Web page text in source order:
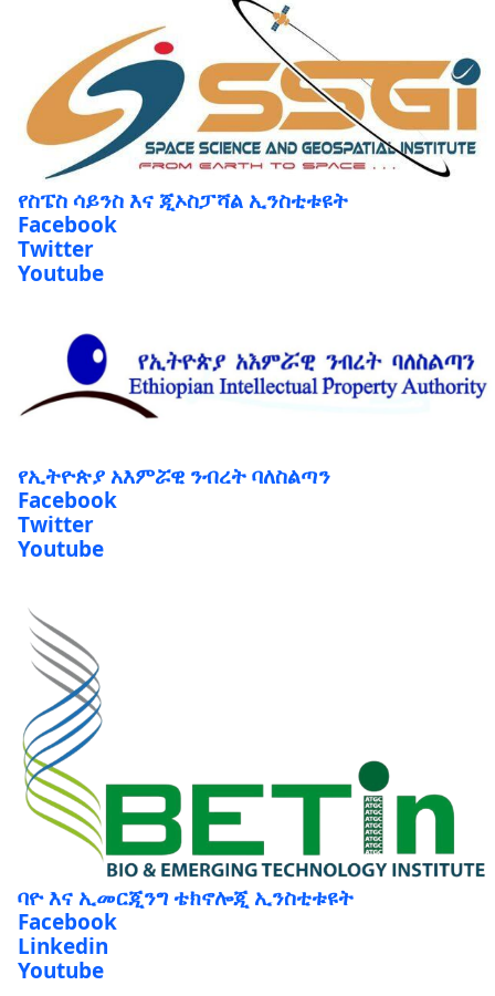
የስፔስ ሳይንስ እና ጂኦስፓሻል ኢንስቲቱዩት
Facebook
Twitter
Youtube
የኢትዮጵያ አእምሯዊ ንብረት ባለስልጣን
Facebook
Twitter
Youtube
ባዮ እና ኢመርጂንግ ቴክኖሎጂ ኢንስቲቱዩት
Facebook
Linkedin
Youtube